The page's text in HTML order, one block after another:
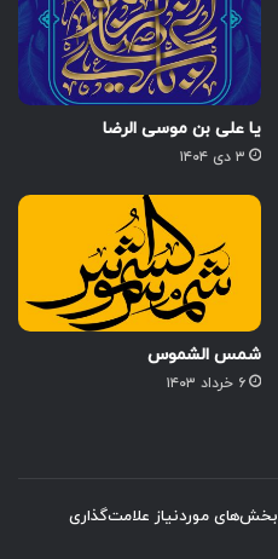
یا علی بن موسی الرضا
۳ دی ۱۴۰۴
شمس الشموس
۶ خرداد ۱۴۰۳
بخش‌های موردنیاز علامت‌گذاری